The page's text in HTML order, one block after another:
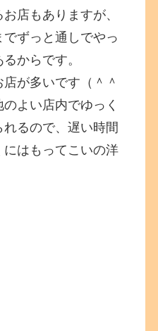
店もありますが、
ずっと通しでやっ
からです。
が多いです（＾＾
よい店内でゆっく
るので、遅い時間
はもってこいの洋